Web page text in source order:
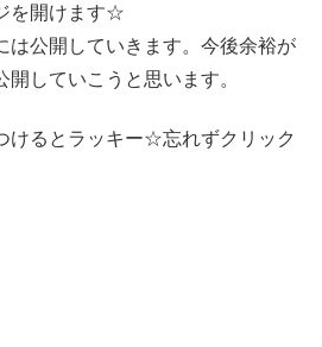
を開けます☆
は公開していきます。今後余裕が
していこうと思います。
けるとラッキー☆忘れずクリック